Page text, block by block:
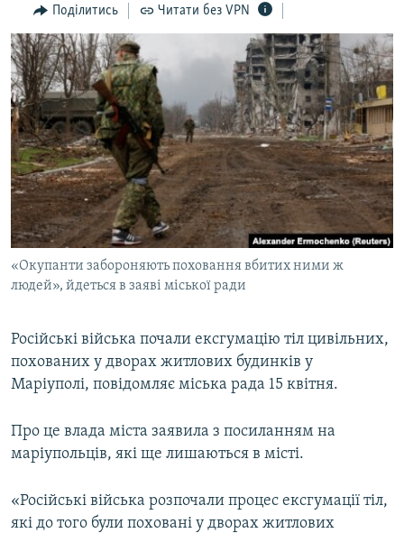
пошукуІНТЕРВ'Ю
ВСЕ ЗА ДЕНЬ
СПЕЦПРОЕКТИ
ДЕПОРТАЦІЯ
ВІДЕОУРОКИ «ELIFBE»
СВІДЧЕННЯ ОКУПАЦІЇ
УКРАЇНСЬКА ПРОБЛЕМА КРИМУ
ІНФОГРАФІКА
ЯК ОБІЙТИ БЛОКУВАННЯ
Русский
Qırımtatar
ДОЛУЧАЙСЯ!
Поділитись Читати без VPN
«Окупанти забороняють поховання вбитих ними ж
людей», йдеться в заяві міської ради
Російські війська почали ексгумацію тіл цивільних,
похованих у дворах житлових будинків у
Маріуполі, повідомляє міська рада 15 квітня.
Про це влада міста заявила з посиланням на
маріупольців, які ще лишаються в місті.
«Російські війська розпочали процес ексгумації тіл,
які до того були поховані у дворах житлових